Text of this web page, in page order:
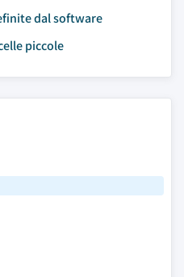
dal software
piccole